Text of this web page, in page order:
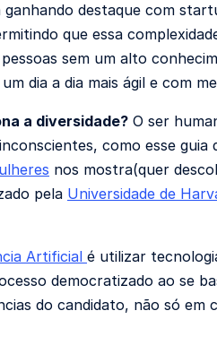
destaque com
que essa
sem um alto
dia a dia mais ágil e com
a diversidade? O ser
como esse guia
nos mostra(quer
pela Universidade de
Artificial é utilizar
democratizado ao se
do candidato, não só em